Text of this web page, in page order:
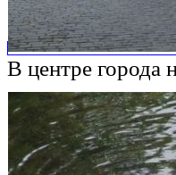
В центре города